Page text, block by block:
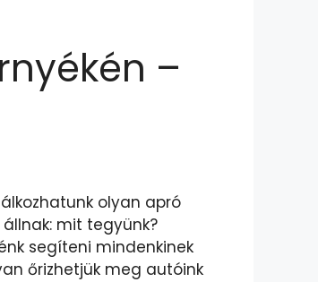
–
olyan apró
mit tegyünk?
segíteni mindenkinek
őrizhetjük meg autóink